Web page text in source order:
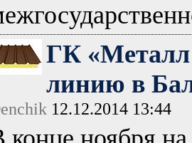
ГК «Металл
линию в
12.12.2014 13:44